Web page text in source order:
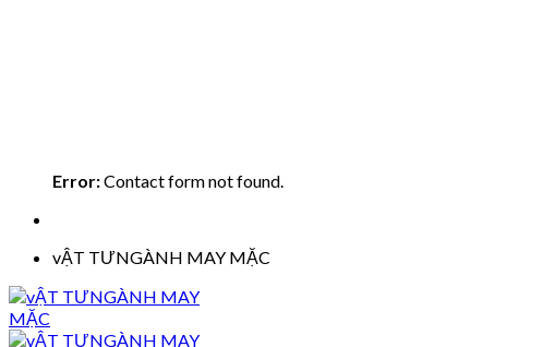
Error:Contact form not found.
vẬT TƯNGÀNH MAY MẶC